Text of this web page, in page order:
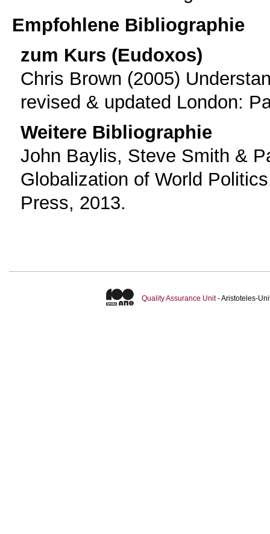
Empfohlene Bibliographie
zum Kurs (Eudoxos)
Chris Brown (2005)
revised & updated London:
Weitere Bibliographie
John Baylis, Steve Smith &
Globalization of World
Press, 2013.
Quality Assurance Unit- Aristoteles-